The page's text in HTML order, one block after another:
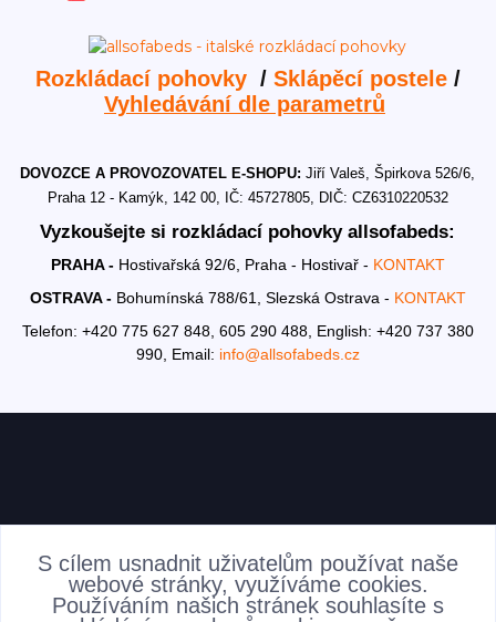
Rozkládací pohovky / Sklápěcí postele/
Vyhledávání dle parametrů
DOVOZCE A PROVOZOVATEL E-SHOPU:Jiří Valeš, Špirkova 526/6,
Praha 12 - Kamýk, 142 00, IČ: 45727805, DIČ: CZ6310220532
Vyzkoušejte si rozkládací pohovky allsofabeds:
PRAHA - Hostivařská 92/6, Praha - Hostivař - KONTAKT
OSTRAVA - Bohumínská 788/61, Slezská Ostrava - KONTAKT
Telefon: +420 775 627 848, 605 290 488, English: +420 737 380
990, Email: info@allsofabeds.cz
AKTUALITY
S cílem usnadnit uživatelům používat naše
webové stránky, využíváme cookies.
Používáním našich stránek souhlasíte s